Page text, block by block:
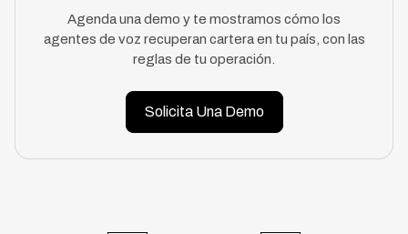
Agenda una demo y te mostramos cómo los
agentes de voz recuperan cartera en tu país, con las
reglas de tu operación.
Solicita Una Demo